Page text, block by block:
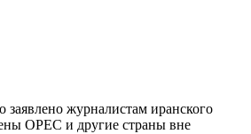
журналистам иранского
OPEC и другие страны вне